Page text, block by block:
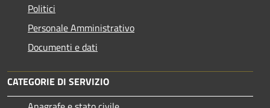
Politici
Personale Amministrativo
Documenti e dati
CATEGORIE DI SERVIZIO